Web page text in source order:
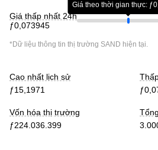
Giá thấp nhất 24h
ƒ0,073945
Giá theo thời gian thực:
*Dữ liệu thông tin thị trường SAND hiện tại.
Cao nhất lịch sử
ƒ15,1971
Vốn hóa thị trường
ƒ224.036.399